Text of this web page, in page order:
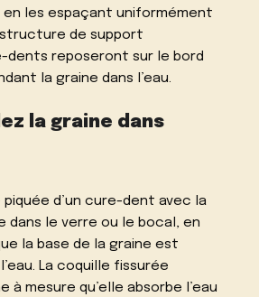
les espaçant uniformément
de support
dents reposeront sur le bord
la graine dans l’eau.
la graine dans
piquée d’un cure-dent avec la
dans le verre ou le bocal, en
la base de la graine est
La coquille fissurée
à mesure qu’elle absorbe l’eau